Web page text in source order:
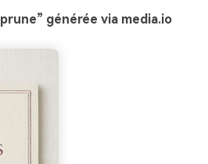
générée via media.io